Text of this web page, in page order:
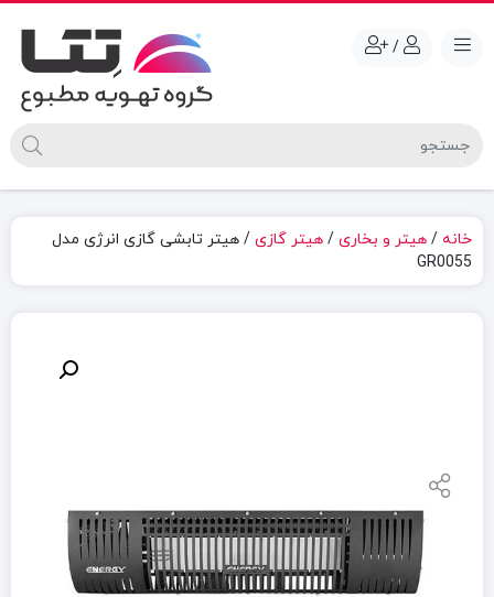
/
خانه / هیتر و بخاری / هیتر گازی / هیتر تابشی گازی انرژی مدل
GR0055